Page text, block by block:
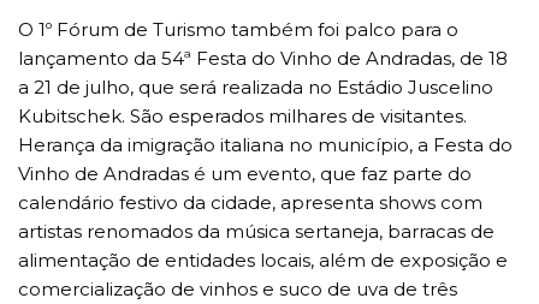
O 1º Fórum de Turismo também foi palco para o
lançamento da 54ª Festa do Vinho de Andradas, de 18
a 21 de julho, que será realizada no Estádio Juscelino
Kubitschek. São esperados milhares de visitantes.
Herança da imigração italiana no município, a Festa do
Vinho de Andradas é um evento, que faz parte do
calendário festivo da cidade, apresenta shows com
artistas renomados da música sertaneja, barracas de
alimentação de entidades locais, além de exposição e
comercialização de vinhos e suco de uva de três